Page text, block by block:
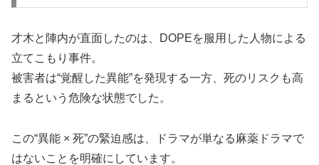
才木と陣内が直面したのは、DOPEを服用した人物による
立てこもり事件。
被害者は“覚醒した異能”を発現する一方、死のリスクも高
まるという危険な状態でした。
この“異能 × 死”の緊迫感は、ドラマが単なる麻薬ドラマで
はないことを明確にしています。